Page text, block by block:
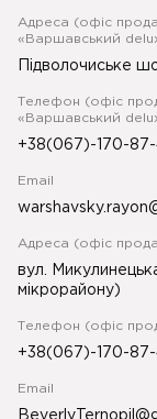
Адреса (офіс
«Варшавський
Підволочиське
Телефон (офіс
«Варшавський
+38(067)-170-
Email
Адреса (офіс
вул.
мікрорайону)
Телефон (офіс
+38(067)-170-
Email